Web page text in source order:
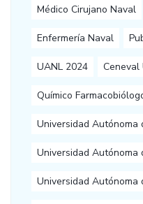
Médico Cirujano Naval
Enfermería Naval
UANL 2024 Ceneval
Químico
Universidad Autónoma
Universidad Autónoma
Universidad Autónoma